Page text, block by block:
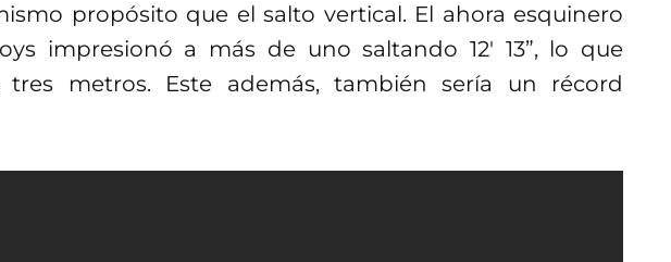
propósito que el salto vertical. El ahora esquinero
impresionó a más de uno saltando 12′ 13”, lo que
metros. Este además, también sería un récord